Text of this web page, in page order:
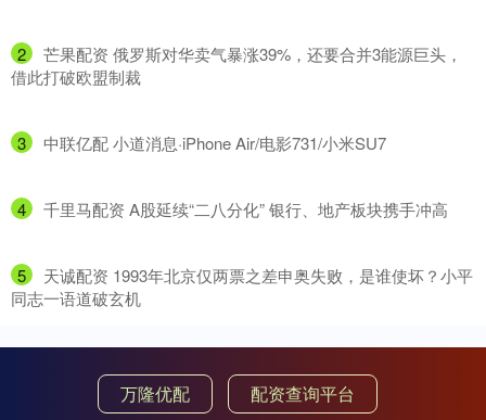
2
​芒果配资 俄罗斯对华卖气暴涨39%，还要合并3能源巨头，
借此打破欧盟制裁
3 ​中联亿配 小道消息·iPhone Air/电影731/小米SU7
4 ​千里马配资 A股延续“二八分化” 银行、地产板块携手冲高
5
​天诚配资 1993年北京仅两票之差申奥失败，是谁使坏？小平
同志一语道破玄机
万隆优配 配资查询平台